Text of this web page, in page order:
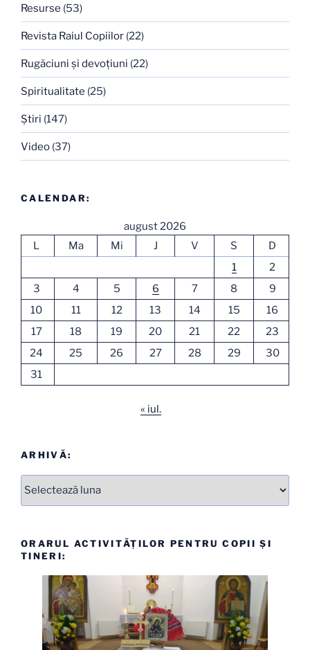
Resurse (53)
Revista Raiul Copiilor (22)
Rugăciuni şi devoţiuni (22)
Spiritualitate (25)
Ştiri (147)
Video (37)
CALENDAR:
august 2026
L
Ma Mi J V S
D
1
2
3
4 5 6 7 8
9
10
11 12 13 14 15
16
17
18 19 20 21 22
23
24
25 26 27 28 29
30
31
« iul.
ARHIVĂ:
Arhive
ORARUL ACTIVITĂȚILOR PENTRU COPII ȘI
TINERI: